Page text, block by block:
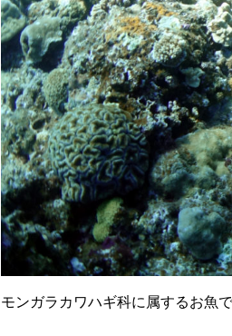
モンガラカワハギ科に属するお魚